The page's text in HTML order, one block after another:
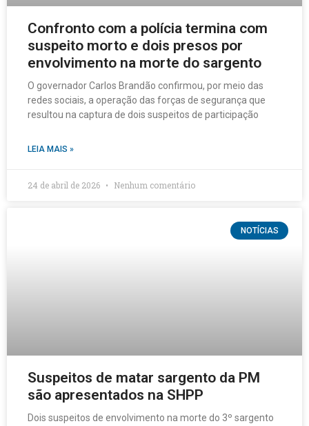
Confronto com a polícia termina com
suspeito morto e dois presos por
envolvimento na morte do sargento
O governador Carlos Brandão confirmou, por meio das
redes sociais, a operação das forças de segurança que
resultou na captura de dois suspeitos de participação
LEIA MAIS »
24 de abril de 2026 Nenhum comentário
NOTÍCIAS
Suspeitos de matar sargento da PM
são apresentados na SHPP
Dois suspeitos de envolvimento na morte do 3º sargento